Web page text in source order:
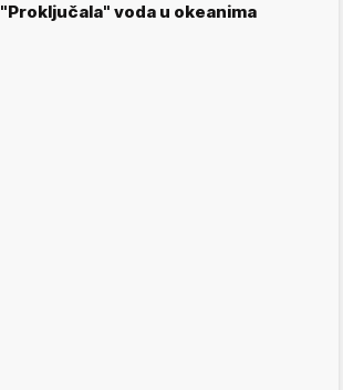
"Proključala" voda u okeanima